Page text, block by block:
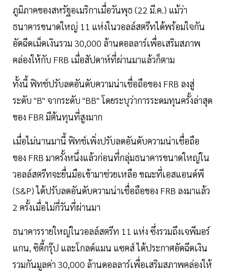
ภูมิภาคของสหรัฐอเมริกาเมื่อวันพุธ (22 มี.ค.) แม้ว่า
ธนาคารขนาดใหญ่ 11 แห่งในวอลล์สตรีทได้พร้อมใจกัน
อัดฉีดเม็ดเงินรวม 30,000 ล้านดอลลาร์เพื่อเสริมสภาพ
คล่องให้กับ FRB เมื่อสัปดาห์ที่ผ่านมาแล้วก็ตาม
ทั้งนี้ ฟิทช์ปรับลดอันดับความน่าเชื่อถือของ FRB ลงสู่
ระดับ "B" จากระดับ "BB" โดยระบุว่าการระดมทุนครั้งล่าสุด
ของ FBR มีต้นทุนที่สูงมาก
เมื่อไม่นานมานี้ ฟิทช์เพิ่งปรับลดอันดับความน่าเชื่อถือ
ของ FRB มาครั้งหนึ่งแล้วก่อนที่กลุ่มธนาคารขนาดใหญ่ใน
วอลล์สตรีทจะยื่นมือเข้ามาช่วยเหลือ ขณะที่เอสแอนด์พี
(S&P) ได้ปรับลดอันดับความน่าเชื่อถือของ FRB ลงมาแล้ว
2 ครั้งเมื่อไม่กี่วันที่ผ่านมา
ธนาคารรายใหญ่ในวอลล์สตรีท 11 แห่ง ซึ่งรวมถึงเจพีมอร์
แกน, ซิตี้กรุ๊ป และโกลด์แมน แซคส์ ได้ประกาศอัดฉีดเงิน
รวมกันมูลค่า 30,000 ล้านดอลลาร์เพื่อเสริมสภาพคล่องให้